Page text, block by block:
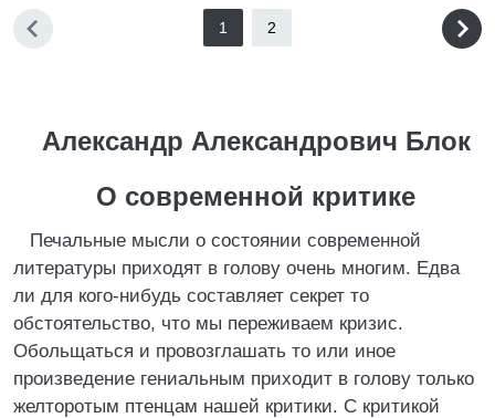
1 2
Александр Александрович Блок
О современной критике
Печальные мысли о состоянии современной
литературы приходят в голову очень многим. Едва
ли для кого-нибудь составляет секрет то
обстоятельство, что мы переживаем кризис.
Обольщаться и провозглашать то или иное
произведение гениальным приходит в голову только
желторотым птенцам нашей критики. С критикой